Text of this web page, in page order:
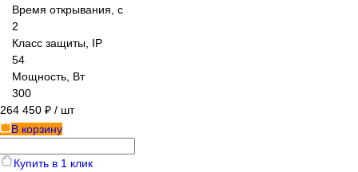
Время открывания, с
2
Класс защиты, IP
54
Мощность, Вт
300
264 450 ₽ / шт
В корзину
Купить в 1 клик